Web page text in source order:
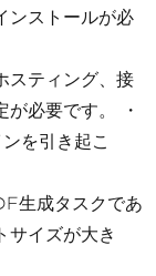
ンストールが必
スティング、接
必要です。 ・
を引き起こ
生成タスクであ
サイズが大き